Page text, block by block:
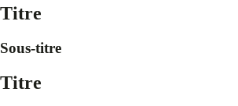
Titre
Sous-titre
Titre